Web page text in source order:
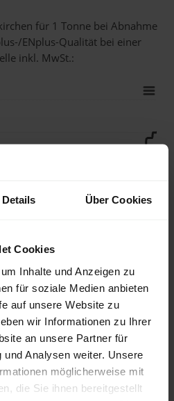
Details Über Cookies
Cookies
Inhalte und Anzeigen zu
für soziale Medien anbieten
auf unsere Website zu
wir Informationen zu Ihrer
an unsere Partner für
Analysen weiter. Unsere
möglicherweise mit
die Sie ihnen bereitgestellt
für 1 Tonne bei Abnahme
ENplus-Qualität bei einer
inkl. MwSt.:
Sackware
Januar
Mai
für Holzpellets in Deutschland
unsererPelletspreise-Seite